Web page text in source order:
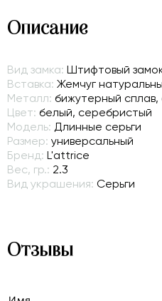
Описание
Вид замка: Штифтовый
Вставка: Жемчуг
Металл: бижутерный
Цвет: белый, серебристый
Модель: Длинные серьги
Размер: универсальный
Бренд: L'attrice
Вес, гр.: 2.3
Вид украшения: Серьги
Отзывы